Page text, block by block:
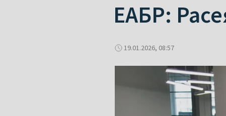
ЕАБР:
19.01.2026, 08:57